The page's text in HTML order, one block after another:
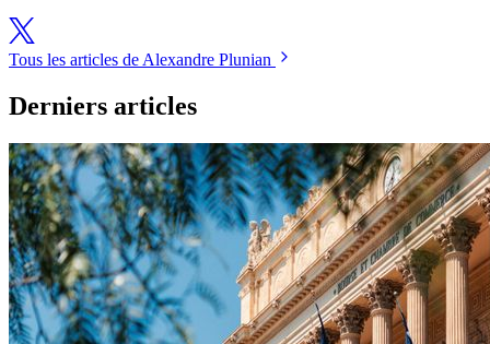
Tous les articles de Alexandre Plunian
Derniers articles